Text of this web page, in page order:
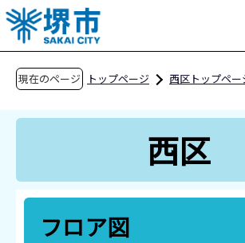
こ
の
ペ
現在のページ トップページ
西区トップペー
西区
フロア図